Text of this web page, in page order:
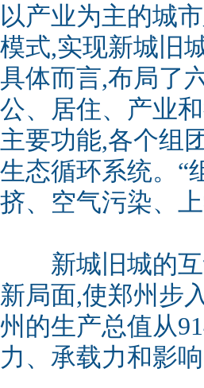
以产业为主的城
模式,实现新城旧
具体而言,布局了
公、居住、产业
主要功能,各个组
生态循环系统。“
挤、空气污染、
新城旧城的互
新局面,使郑州步
州的生产总值从
力、承载力和影